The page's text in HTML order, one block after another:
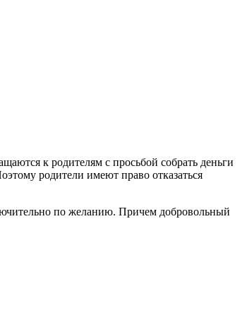
к родителям с просьбой собрать деньги
родители имеют право отказаться
по желанию. Причем добровольный